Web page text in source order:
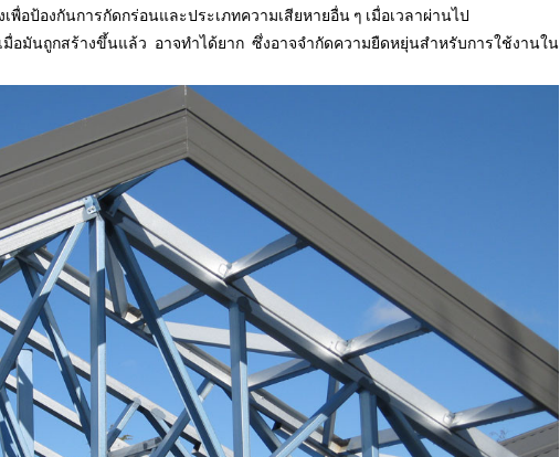
พื่อป้องกันการกัดกร่อนและประเภทความเสียหายอื่น ๆ เมื่อเวลาผ่านไป
มื่อมันถูกสร้างขึ้นแล้ว อาจทำได้ยาก ซึ่งอาจจำกัดความยืดหยุ่นสำหรับการใช้งานใน